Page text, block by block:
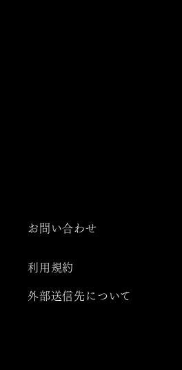
お問い合わせ
利用規約
外部送信先について